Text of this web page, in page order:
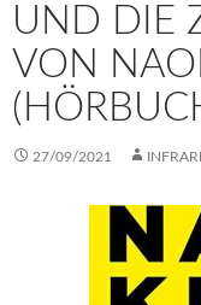
UND DIE
VON
27/09/2021